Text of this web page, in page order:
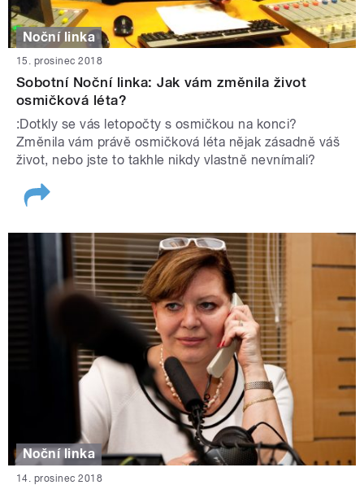
Noční linka
15. prosinec 2018
Sobotní Noční linka: Jak vám změnila život
osmičková léta?
:Dotkly se vás letopočty s osmičkou na konci?
Změnila vám právě osmičková léta nějak zásadně váš
život, nebo jste to takhle nikdy vlastně nevnímali?
Noční linka
14. prosinec 2018